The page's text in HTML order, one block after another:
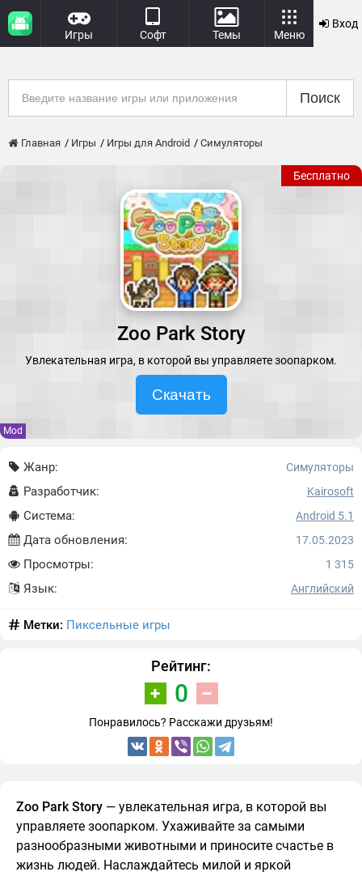
Игры Софт Темы Меню
Вход
Поиск
Главная Игры Игры для Android Симуляторы
Бесплатно
Zoo Park Story
Увлекательная игра, в которой вы управляете зоопарком.
Скачать
Mod
Жанр: Симуляторы
Разработчик: Kairosoft
Система: Android 5.1
Дата обновления: 17.05.2023
Просмотры: 1 315
Язык: Английский
Метки: Пиксельные игры
Рейтинг:
0
Понравилось? Расскажи друзьям!
Zoo Park Story — увлекательная игра, в которой вы
управляете зоопарком. Ухаживайте за самыми
разнообразными животными и приносите счастье в
жизнь людей. Наслаждайтесь милой и яркой